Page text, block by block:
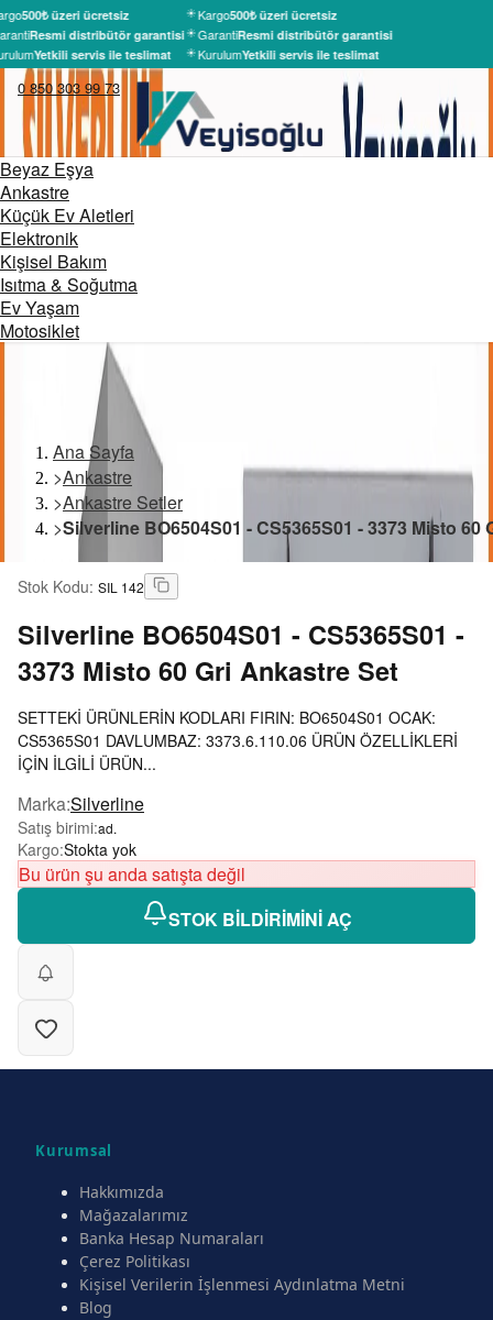
500₺ üzeri ücretsiz
Resmi distribütör garantisi
Yetkili servis ile teslimat
Kargo500₺ üzeri ücretsiz
GarantiResmi distribütör garantisi
KurulumYetkili servis ile teslimat
0 850 303 99 73
Beyaz Eşya
Ankastre
Küçük Ev Aletleri
Elektronik
Kişisel Bakım
Isıtma & Soğutma
Ev Yaşam
Motosiklet
Ana Sayfa
>Ankastre
>Ankastre Setler
>Silverline BO6504S01 - CS5365S01 - 3373 Misto 60
Stok Kodu: SIL 142
Silverline BO6504S01 - CS5365S01 -
3373 Misto 60 Gri Ankastre Set
SETTEKİ ÜRÜNLERİN KODLARI FIRIN: BO6504S01 OCAK:
CS5365S01 DAVLUMBAZ: 3373.6.110.06 ÜRÜN ÖZELLİKLERİ
İÇİN İLGİLİ ÜRÜN...
Marka:Silverline
Satış birimi:ad.
Kargo:Stokta yok
Bu ürün şu anda satışta değil
STOK BİLDİRİMİNİ AÇ
Kurumsal
Hakkımızda
Mağazalarımız
Banka Hesap Numaraları
Çerez Politikası
Kişisel Verilerin İşlenmesi Aydınlatma Metni
Blog